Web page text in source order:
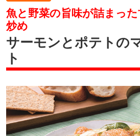
魚と野菜の旨味が詰まっ
炒め
サーモンとポテトの
ト